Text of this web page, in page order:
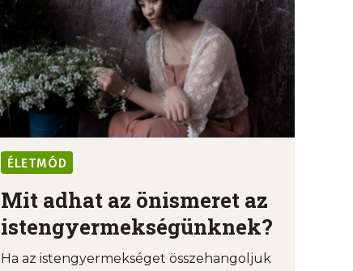
ÉLETMÓD
Mit adhat az önismeret az
istengyermekségünknek?
Ha az istengyermekséget összehangoljuk